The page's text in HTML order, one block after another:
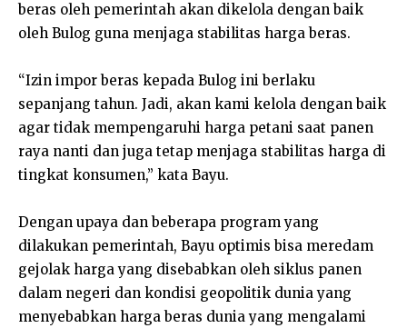
beras oleh pemerintah akan dikelola dengan baik
oleh Bulog guna menjaga stabilitas harga beras.
“Izin impor beras kepada Bulog ini berlaku
sepanjang tahun. Jadi, akan kami kelola dengan baik
agar tidak mempengaruhi harga petani saat panen
raya nanti dan juga tetap menjaga stabilitas harga di
tingkat konsumen,” kata Bayu.
Dengan upaya dan beberapa program yang
dilakukan pemerintah, Bayu optimis bisa meredam
gejolak harga yang disebabkan oleh siklus panen
dalam negeri dan kondisi geopolitik dunia yang
menyebabkan harga beras dunia yang mengalami